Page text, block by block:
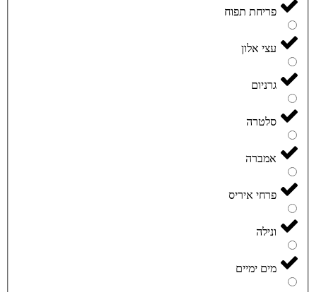
פריחת תפוח
עצי אלון
גרניום
סלטרה
אמברה
פרחי איריס
ונילה
מים ימיים